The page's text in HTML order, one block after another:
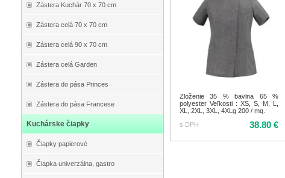
Zástera Kuchár 70 x 70 cm
Zástera celá 70 x 70 cm
Zástera celá 90 x 70 cm
Zástera celá Garden
Zástera do pása Princes
Zástera do pása Francese
Kuchárske čiapky
Čiapky papierové
Čiapka univerzálna, gastro
Zloženie 35 % bavlna 65 %
polyester Veľkosti : XS, S, M, L,
XL, 2XL, 3XL, 4XLg 200 / mq.
s DPH
38.80 €